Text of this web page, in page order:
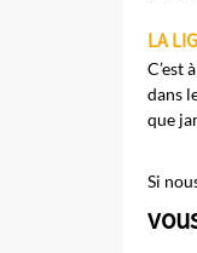
LA
C’est
dans
que
Si